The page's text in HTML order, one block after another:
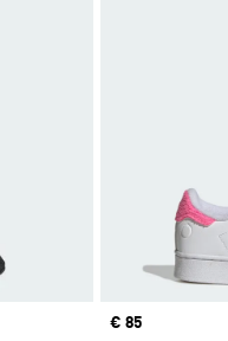
Precio
€ 85